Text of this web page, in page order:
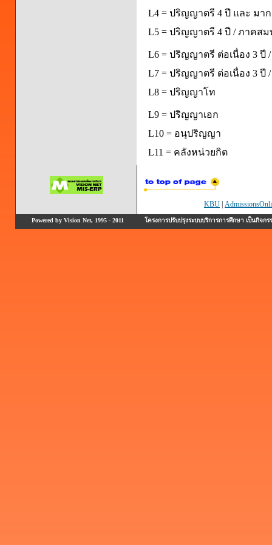
L4 = ปริญญาตรี 4 ปี และ มา
L5 = ปริญญาตรี 4 ปี / ภาคส
L6 = ปริญญาตรี ต่อเนื่อง 3 ปี
L7 = ปริญญาตรี ต่อเนื่อง 3 ปี
L8 = ปริญญาโท
L9 = ปริญญาเอก
L10 = อนุปริญญา
L11 = คลังหน่วยกิต
KBU
Powered by Vision Net, 1995 - 2011 โครงการปรับปรุงระบบบริการการศึกษา เป็นกิ